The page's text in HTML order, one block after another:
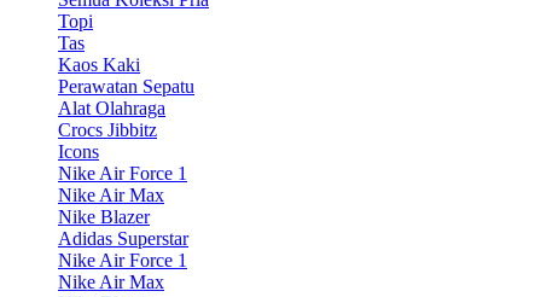
Topi
Tas
Kaos Kaki
Perawatan Sepatu
Alat Olahraga
Crocs Jibbitz
Icons
Nike Air Force 1
Nike Air Max
Nike Blazer
Adidas Superstar
Nike Air Force 1
Nike Air Max